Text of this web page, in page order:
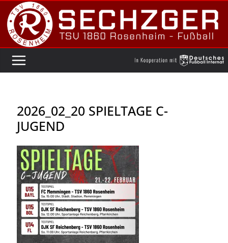
Zum
Inhalt
springen
2026_02_20 SPIELTAGE C-
JUGEND